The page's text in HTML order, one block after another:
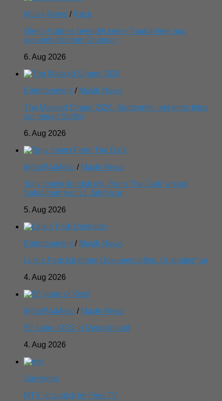
Musik-News / Rock
Glenn Hughes beendet seine Tourkarriere aus
gesundheitlichen Gründen
6. Aug 2026
Entertainment / Musik-News
The Masked Singer 2026: Starttermin und erste Infos
zur neuen Staffel
6. Aug 2026
Metal/NuMetal / Musik-News
Tony Iommi kündigt mit „From The Dark“ erstes
Soloalbum seit 21 Jahren an
5. Aug 2026
Entertainment / Musik-News
Linkin Park kündigen Dokumentarfilm „Unshatter“ an
4. Aug 2026
Metal/NuMetal / Musik-News
50 Jahre KISS in Deutschland
4. Aug 2026
Sonstiges
MTV ist zurück im Free-TV